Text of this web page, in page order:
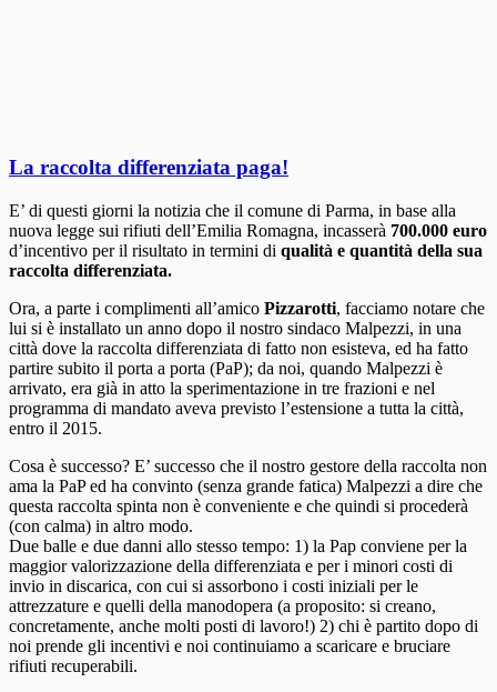
La raccolta differenziata paga!
E’ di questi giorni la notizia che il comune di Parma, in base alla
nuova legge sui rifiuti dell’Emilia Romagna, incasserà 700.000 euro
d’incentivo per il risultato in termini di qualità e quantità della sua
raccolta differenziata.
Ora, a parte i complimenti all’amico Pizzarotti, facciamo notare che
lui si è installato un anno dopo il nostro sindaco Malpezzi, in una
città dove la raccolta differenziata di fatto non esisteva, ed ha fatto
partire subito il porta a porta (PaP); da noi, quando Malpezzi è
arrivato, era già in atto la sperimentazione in tre frazioni e nel
programma di mandato aveva previsto l’estensione a tutta la città,
entro il 2015.
Cosa è successo? E’ successo che il nostro gestore della raccolta non
ama la PaP ed ha convinto (senza grande fatica) Malpezzi a dire che
questa raccolta spinta non è conveniente e che quindi si procederà
(con calma) in altro modo.
Due balle e due danni allo stesso tempo: 1) la Pap conviene per la
maggior valorizzazione della differenziata e per i minori costi di
invio in discarica, con cui si assorbono i costi iniziali per le
attrezzature e quelli della manodopera (a proposito: si creano,
concretamente, anche molti posti di lavoro!) 2) chi è partito dopo di
noi prende gli incentivi e noi continuiamo a scaricare e bruciare
rifiuti recuperabili.